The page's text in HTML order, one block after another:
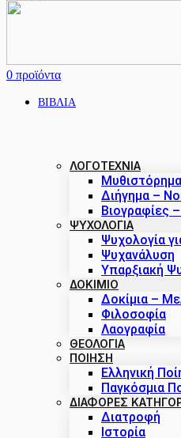
0 προϊόντα
ΒΙΒΛΙΑ
ΛΟΓΟΤΕΧΝΙΑ
Μυθιστόρημα
Διήγημα –
Βιογραφίες
ΨΥΧΟΛΟΓΙΑ
Ψυχολογία
Ψυχανάλυση
Υπαρξιακή
ΔΟΚΊΜΙΟ
Δοκίμια –
Φιλοσοφία
Λαογραφία
ΘΕΟΛΟΓΙΑ
ΠΟΙΗΣΗ
Ελληνική
Παγκόσμια
ΔΙΑΦΟΡΕΣ
Διατροφή
Ιστορία